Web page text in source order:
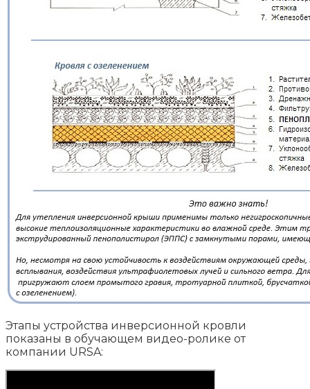
Этапы устройства инверсионной кровли
показаны в обучающем видео-ролике от
компании URSA: